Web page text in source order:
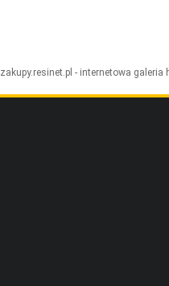
zakupy.resinet.pl - internetowa galeria